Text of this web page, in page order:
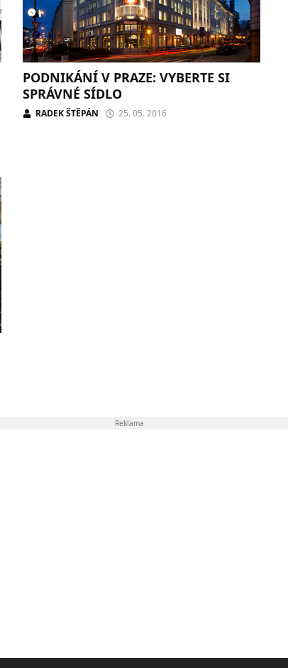
PODNIKÁNÍ V PRAZE: VYBERTE SI
SPRÁVNÉ SÍDLO
RADEK ŠTĚPÁN 25. 05. 2016
Reklama